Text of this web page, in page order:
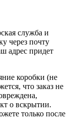
служба и
через почту
адрес придет
коробки (не
что заказ не
о вскрытии.
только после